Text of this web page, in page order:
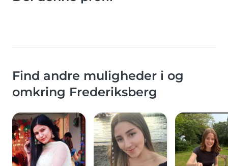
Find andre muligheder i og
omkring Frederiksberg